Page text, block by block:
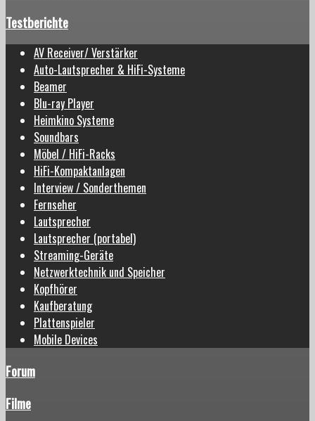
Testberichte
AV Receiver/ Verstärker
Auto-Lautsprecher & HiFi-Systeme
Beamer
Blu-ray Player
Heimkino Systeme
Soundbars
Möbel / HiFi-Racks
HiFi-Kompaktanlagen
Interview / Sonderthemen
Fernseher
Lautsprecher
Lautsprecher (portabel)
Streaming-Geräte
Netzwerktechnik und Speicher
Kopfhörer
Kaufberatung
Plattenspieler
Mobile Devices
Forum
Filme